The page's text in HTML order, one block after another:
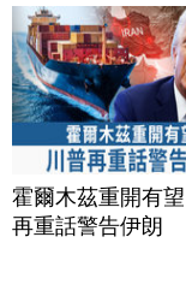
霍爾木茲重開有
再重話警告伊朗